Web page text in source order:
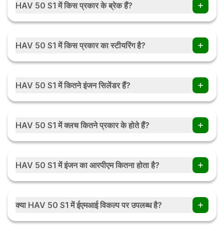
HAV 50 S1 में किस प्रकार के ब्रेक हैं?
HAV 50 S1 में OIB PARKING BRAKES हैं।
HAV 50 S1 में किस प्रकार का स्टीयरिंग है?
HAV 50 S1 में NA हैं।
HAV 50 S1 में कितने इंजन सिलेंडर हैं?
HAV 50 S1 में NA इंजन सिलेंडर हैं।
HAV 50 S1 में क्लच कितने प्रकार के होते हैं?
HAV 50 S1 में क्लच NA प्रकार के होते हैं।
HAV 50 S1 में इंजन का आरपीएम कितना होता है?
HAV 50 S1 में इंजन का 3000 rpm होता हैं।
क्या HAV 50 S1 में ईएमआई विकल्प पर उपलब्ध है?
हाँ, आप HAV 50 S1 ईएमआई विकल्प पर ट्रैक्टर खरीद सकते हैं . आप मासिक